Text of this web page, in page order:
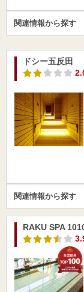
関連情報から探す
ドシー五反田
関連情報から探す
RAKU SPA